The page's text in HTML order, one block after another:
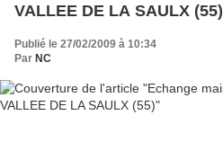
VALLEE DE LA SAULX (55)
Publié le 27/02/2009 à 10:34
Par NC